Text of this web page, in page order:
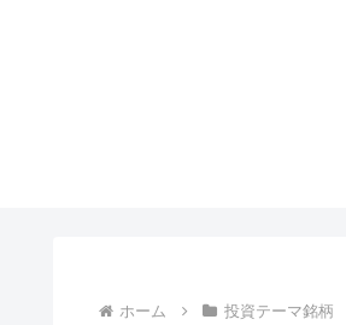
ホーム 投資テーマ銘柄